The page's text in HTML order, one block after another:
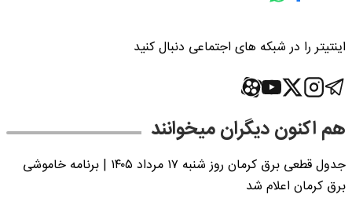
اینتیتر را در شبکه های اجتماعی دنبال کنید
هم اکنون دیگران میخوانند
جدول قطعی برق کرمان روز شنبه ۱۷ مرداد ۱۴۰۵ | برنامه خاموشی
برق کرمان اعلام شد